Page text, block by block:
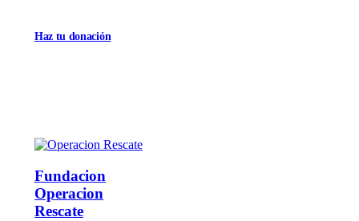
Haz tu donación
Fundacion
Operacion
Rescate